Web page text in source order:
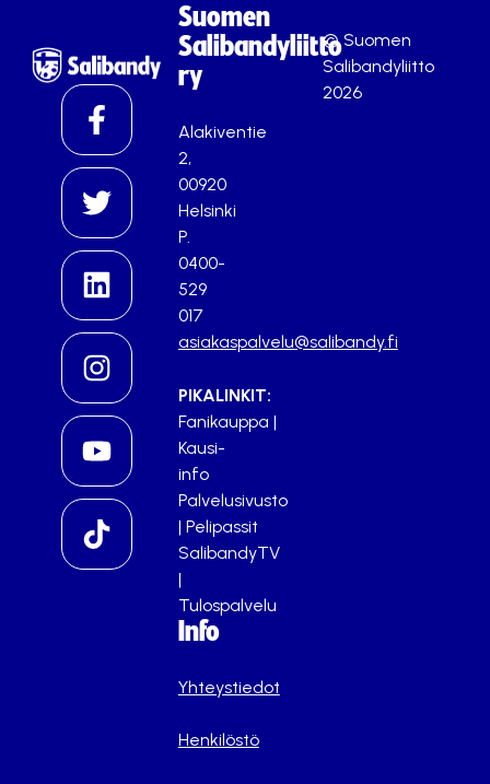
Suomen
Salibandyliitto
ry
Alakiventie
2,
00920
Helsinki
P.
0400-
529
017
asiakaspalvelu@salibandy.fi
PIKALINKIT:
Fanikauppa |
Kausi-
info
Palvelusivusto
| Pelipassit
SalibandyTV
|
Tulospalvelu
Info
Yhteystiedot
Henkilöstö
© Suomen
Salibandyliitto
2026